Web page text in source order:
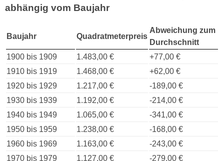
abhängig vom Baujahr
Baujahr Quadratmeterpreis
Abweichung zum
Durchschnitt
1900 bis 1909
1.483,00 €
+77,00 €
1910 bis 1919
1.468,00 €
+62,00 €
1920 bis 1929
1.217,00 €
-189,00 €
1930 bis 1939
1.192,00 €
-214,00 €
1940 bis 1949
1.065,00 €
-341,00 €
1950 bis 1959
1.238,00 €
-168,00 €
1960 bis 1969
1.163,00 €
-243,00 €
1970 bis 1979
1.127,00 €
-279,00 €